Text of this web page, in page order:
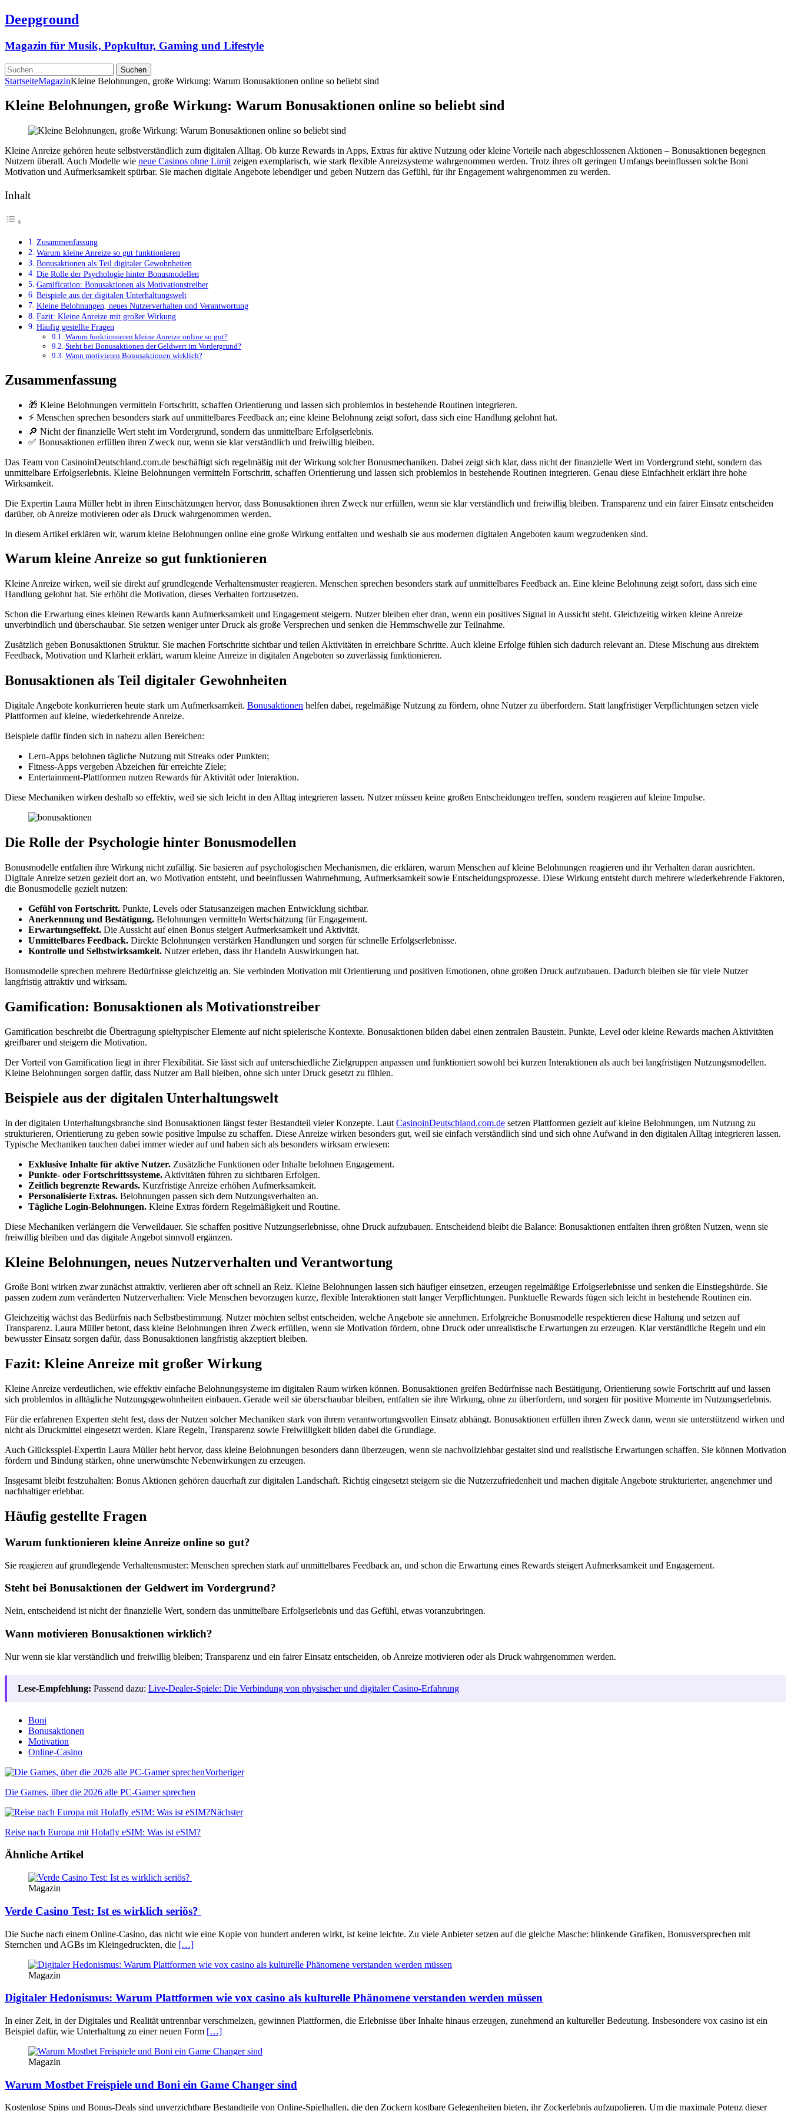
Deepground
Magazin für Musik, Popkultur, Gaming und Lifestyle
Suchen
nach:
StartseiteMagazinKleine Belohnungen, große Wirkung: Warum Bonusaktionen online so beliebt sind
Kleine Belohnungen, große Wirkung: Warum Bonusaktionen online so beliebt sind
Kleine Anreize gehören heute selbstverständlich zum digitalen Alltag. Ob kurze Rewards in Apps, Extras für aktive Nutzung oder kleine Vorteile nach abgeschlossenen Aktionen – Bonusaktionen begegnen
Nutzern überall. Auch Modelle wie neue Casinos ohne Limit zeigen exemplarisch, wie stark flexible Anreizsysteme wahrgenommen werden. Trotz ihres oft geringen Umfangs beeinflussen solche Boni
Motivation und Aufmerksamkeit spürbar. Sie machen digitale Angebote lebendiger und geben Nutzern das Gefühl, für ihr Engagement wahrgenommen zu werden.
Inhalt
Zusammenfassung
Warum kleine Anreize so gut funktionieren
Bonusaktionen als Teil digitaler Gewohnheiten
Die Rolle der Psychologie hinter Bonusmodellen
Gamification: Bonusaktionen als Motivationstreiber
Beispiele aus der digitalen Unterhaltungswelt
Kleine Belohnungen, neues Nutzerverhalten und Verantwortung
Fazit: Kleine Anreize mit großer Wirkung
Häufig gestellte Fragen
Warum funktionieren kleine Anreize online so gut?
Steht bei Bonusaktionen der Geldwert im Vordergrund?
Wann motivieren Bonusaktionen wirklich?
Zusammenfassung
🎁 Kleine Belohnungen vermitteln Fortschritt, schaffen Orientierung und lassen sich problemlos in bestehende Routinen integrieren.
⚡ Menschen sprechen besonders stark auf unmittelbares Feedback an; eine kleine Belohnung zeigt sofort, dass sich eine Handlung gelohnt hat.
🔎 Nicht der finanzielle Wert steht im Vordergrund, sondern das unmittelbare Erfolgserlebnis.
✅ Bonusaktionen erfüllen ihren Zweck nur, wenn sie klar verständlich und freiwillig bleiben.
Das Team von CasinoinDeutschland.com.de beschäftigt sich regelmäßig mit der Wirkung solcher Bonusmechaniken. Dabei zeigt sich klar, dass nicht der finanzielle Wert im Vordergrund steht, sondern das
unmittelbare Erfolgserlebnis. Kleine Belohnungen vermitteln Fortschritt, schaffen Orientierung und lassen sich problemlos in bestehende Routinen integrieren. Genau diese Einfachheit erklärt ihre hohe
Wirksamkeit.
Die Expertin Laura Müller hebt in ihren Einschätzungen hervor, dass Bonusaktionen ihren Zweck nur erfüllen, wenn sie klar verständlich und freiwillig bleiben. Transparenz und ein fairer Einsatz entscheiden
darüber, ob Anreize motivieren oder als Druck wahrgenommen werden.
In diesem Artikel erklären wir, warum kleine Belohnungen online eine große Wirkung entfalten und weshalb sie aus modernen digitalen Angeboten kaum wegzudenken sind.
Warum kleine Anreize so gut funktionieren
Kleine Anreize wirken, weil sie direkt auf grundlegende Verhaltensmuster reagieren. Menschen sprechen besonders stark auf unmittelbares Feedback an. Eine kleine Belohnung zeigt sofort, dass sich eine
Handlung gelohnt hat. Sie erhöht die Motivation, dieses Verhalten fortzusetzen.
Schon die Erwartung eines kleinen Rewards kann Aufmerksamkeit und Engagement steigern. Nutzer bleiben eher dran, wenn ein positives Signal in Aussicht steht. Gleichzeitig wirken kleine Anreize
unverbindlich und überschaubar. Sie setzen weniger unter Druck als große Versprechen und senken die Hemmschwelle zur Teilnahme.
Zusätzlich geben Bonusaktionen Struktur. Sie machen Fortschritte sichtbar und teilen Aktivitäten in erreichbare Schritte. Auch kleine Erfolge fühlen sich dadurch relevant an. Diese Mischung aus direktem
Feedback, Motivation und Klarheit erklärt, warum kleine Anreize in digitalen Angeboten so zuverlässig funktionieren.
Bonusaktionen als Teil digitaler Gewohnheiten
Digitale Angebote konkurrieren heute stark um Aufmerksamkeit. Bonusaktionen helfen dabei, regelmäßige Nutzung zu fördern, ohne Nutzer zu überfordern. Statt langfristiger Verpflichtungen setzen viele
Plattformen auf kleine, wiederkehrende Anreize.
Beispiele dafür finden sich in nahezu allen Bereichen:
Lern-Apps belohnen tägliche Nutzung mit Streaks oder Punkten;
Fitness-Apps vergeben Abzeichen für erreichte Ziele;
Entertainment-Plattformen nutzen Rewards für Aktivität oder Interaktion.
Diese Mechaniken wirken deshalb so effektiv, weil sie sich leicht in den Alltag integrieren lassen. Nutzer müssen keine großen Entscheidungen treffen, sondern reagieren auf kleine Impulse.
Die Rolle der Psychologie hinter Bonusmodellen
Bonusmodelle entfalten ihre Wirkung nicht zufällig. Sie basieren auf psychologischen Mechanismen, die erklären, warum Menschen auf kleine Belohnungen reagieren und ihr Verhalten daran ausrichten.
Digitale Anreize setzen gezielt dort an, wo Motivation entsteht, und beeinflussen Wahrnehmung, Aufmerksamkeit sowie Entscheidungsprozesse. Diese Wirkung entsteht durch mehrere wiederkehrende Faktoren,
die Bonusmodelle gezielt nutzen:
Gefühl von Fortschritt. Punkte, Levels oder Statusanzeigen machen Entwicklung sichtbar.
Anerkennung und Bestätigung. Belohnungen vermitteln Wertschätzung für Engagement.
Erwartungseffekt. Die Aussicht auf einen Bonus steigert Aufmerksamkeit und Aktivität.
Unmittelbares Feedback. Direkte Belohnungen verstärken Handlungen und sorgen für schnelle Erfolgserlebnisse.
Kontrolle und Selbstwirksamkeit. Nutzer erleben, dass ihr Handeln Auswirkungen hat.
Bonusmodelle sprechen mehrere Bedürfnisse gleichzeitig an. Sie verbinden Motivation mit Orientierung und positiven Emotionen, ohne großen Druck aufzubauen. Dadurch bleiben sie für viele Nutzer
langfristig attraktiv und wirksam.
Gamification: Bonusaktionen als Motivationstreiber
Gamification beschreibt die Übertragung spieltypischer Elemente auf nicht spielerische Kontexte. Bonusaktionen bilden dabei einen zentralen Baustein. Punkte, Level oder kleine Rewards machen Aktivitäten
greifbarer und steigern die Motivation.
Der Vorteil von Gamification liegt in ihrer Flexibilität. Sie lässt sich auf unterschiedliche Zielgruppen anpassen und funktioniert sowohl bei kurzen Interaktionen als auch bei langfristigen Nutzungsmodellen.
Kleine Belohnungen sorgen dafür, dass Nutzer am Ball bleiben, ohne sich unter Druck gesetzt zu fühlen.
Beispiele aus der digitalen Unterhaltungswelt
In der digitalen Unterhaltungsbranche sind Bonusaktionen längst fester Bestandteil vieler Konzepte. Laut CasinoinDeutschland.com.de setzen Plattformen gezielt auf kleine Belohnungen, um Nutzung zu
strukturieren, Orientierung zu geben sowie positive Impulse zu schaffen. Diese Anreize wirken besonders gut, weil sie einfach verständlich sind und sich ohne Aufwand in den digitalen Alltag integrieren lassen.
Typische Mechaniken tauchen dabei immer wieder auf und haben sich als besonders wirksam erwiesen:
Exklusive Inhalte für aktive Nutzer. Zusätzliche Funktionen oder Inhalte belohnen Engagement.
Punkte- oder Fortschrittssysteme. Aktivitäten führen zu sichtbaren Erfolgen.
Zeitlich begrenzte Rewards. Kurzfristige Anreize erhöhen Aufmerksamkeit.
Personalisierte Extras. Belohnungen passen sich dem Nutzungsverhalten an.
Tägliche Login-Belohnungen. Kleine Extras fördern Regelmäßigkeit und Routine.
Diese Mechaniken verlängern die Verweildauer. Sie schaffen positive Nutzungserlebnisse, ohne Druck aufzubauen. Entscheidend bleibt die Balance: Bonusaktionen entfalten ihren größten Nutzen, wenn sie
freiwillig bleiben und das digitale Angebot sinnvoll ergänzen.
Kleine Belohnungen, neues Nutzerverhalten und Verantwortung
Große Boni wirken zwar zunächst attraktiv, verlieren aber oft schnell an Reiz. Kleine Belohnungen lassen sich häufiger einsetzen, erzeugen regelmäßige Erfolgserlebnisse und senken die Einstiegshürde. Sie
passen zudem zum veränderten Nutzerverhalten: Viele Menschen bevorzugen kurze, flexible Interaktionen statt langer Verpflichtungen. Punktuelle Rewards fügen sich leicht in bestehende Routinen ein.
Gleichzeitig wächst das Bedürfnis nach Selbstbestimmung. Nutzer möchten selbst entscheiden, welche Angebote sie annehmen. Erfolgreiche Bonusmodelle respektieren diese Haltung und setzen auf
Transparenz. Laura Müller betont, dass kleine Belohnungen ihren Zweck erfüllen, wenn sie Motivation fördern, ohne Druck oder unrealistische Erwartungen zu erzeugen. Klar verständliche Regeln und ein
bewusster Einsatz sorgen dafür, dass Bonusaktionen langfristig akzeptiert bleiben.
Fazit: Kleine Anreize mit großer Wirkung
Kleine Anreize verdeutlichen, wie effektiv einfache Belohnungsysteme im digitalen Raum wirken können. Bonusaktionen greifen Bedürfnisse nach Bestätigung, Orientierung sowie Fortschritt auf und lassen
sich problemlos in alltägliche Nutzungsgewohnheiten einbauen. Gerade weil sie überschaubar bleiben, entfalten sie ihre Wirkung, ohne zu überfordern, und sorgen für positive Momente im Nutzungserlebnis.
Für die erfahrenen Experten steht fest, dass der Nutzen solcher Mechaniken stark von ihrem verantwortungsvollen Einsatz abhängt. Bonusaktionen erfüllen ihren Zweck dann, wenn sie unterstützend wirken und
nicht als Druckmittel eingesetzt werden. Klare Regeln, Transparenz sowie Freiwilligkeit bilden dabei die Grundlage.
Auch Glücksspiel-Expertin Laura Müller hebt hervor, dass kleine Belohnungen besonders dann überzeugen, wenn sie nachvollziehbar gestaltet sind und realistische Erwartungen schaffen. Sie können Motivation
fördern und Bindung stärken, ohne unerwünschte Nebenwirkungen zu erzeugen.
Insgesamt bleibt festzuhalten: Bonus Aktionen gehören dauerhaft zur digitalen Landschaft. Richtig eingesetzt steigern sie die Nutzerzufriedenheit und machen digitale Angebote strukturierter, angenehmer und
nachhaltiger erlebbar.
Häufig gestellte Fragen
Warum funktionieren kleine Anreize online so gut?
Sie reagieren auf grundlegende Verhaltensmuster: Menschen sprechen stark auf unmittelbares Feedback an, und schon die Erwartung eines Rewards steigert Aufmerksamkeit und Engagement.
Steht bei Bonusaktionen der Geldwert im Vordergrund?
Nein, entscheidend ist nicht der finanzielle Wert, sondern das unmittelbare Erfolgserlebnis und das Gefühl, etwas voranzubringen.
Wann motivieren Bonusaktionen wirklich?
Nur wenn sie klar verständlich und freiwillig bleiben; Transparenz und ein fairer Einsatz entscheiden, ob Anreize motivieren oder als Druck wahrgenommen werden.
Lese-Empfehlung: Passend dazu: Live-Dealer-Spiele: Die Verbindung von physischer und digitaler Casino-Erfahrung
Boni
Bonusaktionen
Motivation
Online-Casino
Vorheriger
Die Games, über die 2026 alle PC-Gamer sprechen
Nächster
Reise nach Europa mit Holafly eSIM: Was ist eSIM?
Ähnliche Artikel
Magazin
Verde Casino Test: Ist es wirklich seriös?
Die Suche nach einem Online-Casino, das nicht wie eine Kopie von hundert anderen wirkt, ist keine leichte. Zu viele Anbieter setzen auf die gleiche Masche: blinkende Grafiken, Bonusversprechen mit
Sternchen und AGBs im Kleingedruckten, die […]
Magazin
Digitaler Hedonismus: Warum Plattformen wie vox casino als kulturelle Phänomene verstanden werden müssen
In einer Zeit, in der Digitales und Realität untrennbar verschmelzen, gewinnen Plattformen, die Erlebnisse über Inhalte hinaus erzeugen, zunehmend an kultureller Bedeutung. Insbesondere vox casino ist ein
Beispiel dafür, wie Unterhaltung zu einer neuen Form […]
Magazin
Warum Mostbet Freispiele und Boni ein Game Changer sind
Kostenlose Spins und Bonus-Deals sind unverzichtbare Bestandteile von Online-Spielhallen, die den Zockern kostbare Gelegenheiten bieten, ihr Zockerlebnis aufzupolieren. Um die maximale Potenz dieser